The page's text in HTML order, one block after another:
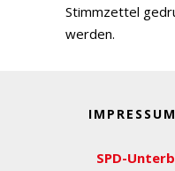
Stimmzettel
werden.
SPD-